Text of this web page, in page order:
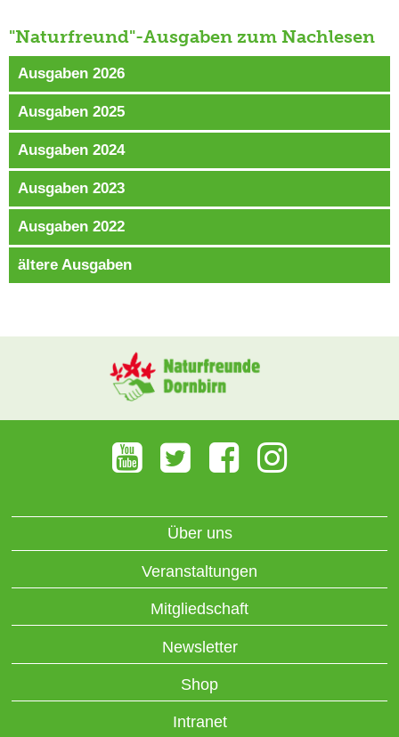
"Naturfreund"-Ausgaben zum Nachlesen
Ausgaben 2026
Ausgaben 2025
Ausgaben 2024
Ausgaben 2023
Ausgaben 2022
ältere Ausgaben
Über uns
Veranstaltungen
Mitgliedschaft
Newsletter
Shop
Intranet